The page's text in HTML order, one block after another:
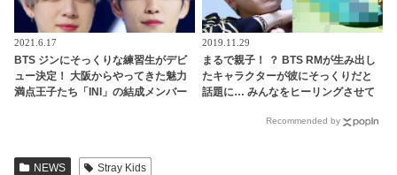
2021.6.17
BTS ジンにそっくりな練習生がデビ
ュー決定！ 大阪からやってきた魅力
満点王子たち「INI」の結成メンバー
紹介 ～佐野雄大・後藤威尊～
2019.11.29
まるで親子！ ？ BTS RMが生み出し
たキャラクターが彼にそっくりだと
話題に… みんなをヒーリングさせて
Recommended by
NEWS Stray Kids